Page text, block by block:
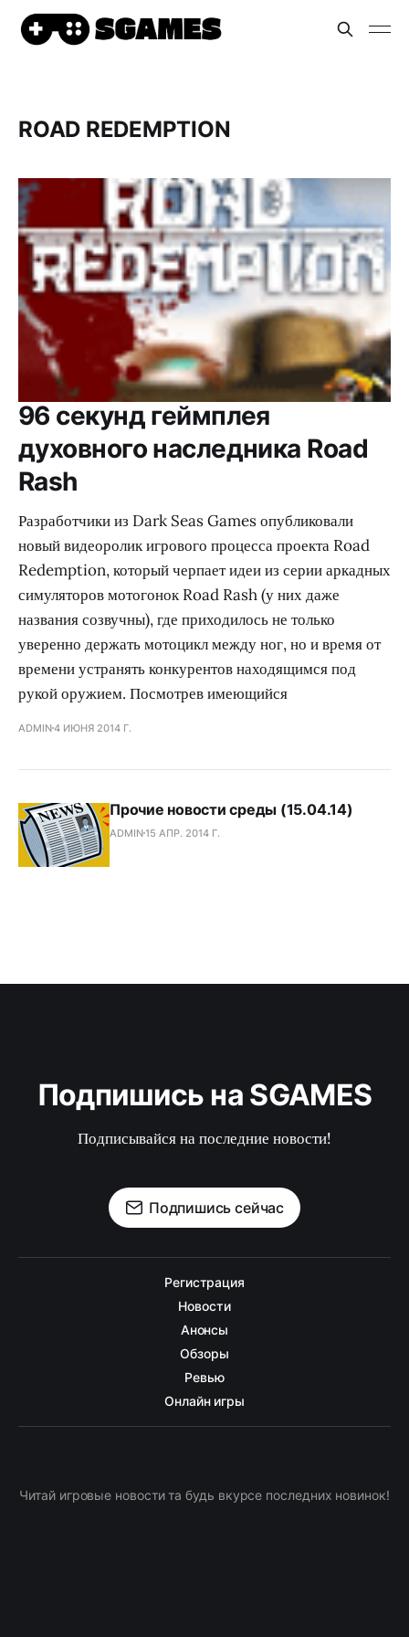
ROAD REDEMPTION
96 секунд геймплея
духовного наследника Road
Rash
Разработчики из Dark Seas Games опубликовали
новый видеоролик игрового процесса проекта Road
Redemption, который черпает идеи из серии аркадных
симуляторов мотогонок Road Rash (у них даже
названия созвучны), где приходилось не только
уверенно держать мотоцикл между ног, но и время от
времени устранять конкурентов находящимся под
рукой оружием. Посмотрев имеющийся
ADMIN4 ИЮНЯ 2014 Г.
Прочие новости среды (15.04.14)
ADMIN15 АПР. 2014 Г.
Подпишись на SGAMES
Подписывайся на последние новости!
Подпишись сейчас
Регистрация
Новости
Анонсы
Обзоры
Ревью
Онлайн игры
Читай игровые новости та будь вкурсе последних новинок!